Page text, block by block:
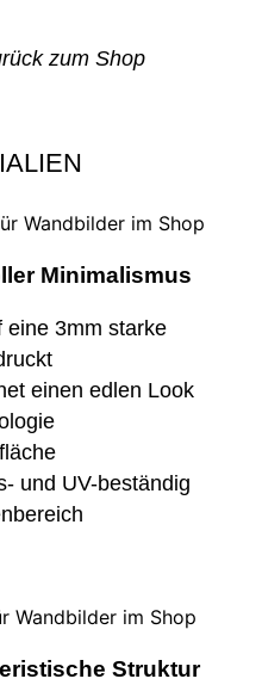
zum Shop
Minimalismus
eine 3mm starke
einen edlen Look
und UV-beständig
Struktur